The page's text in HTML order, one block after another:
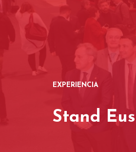
EXPERIENCIA
Stand Eus